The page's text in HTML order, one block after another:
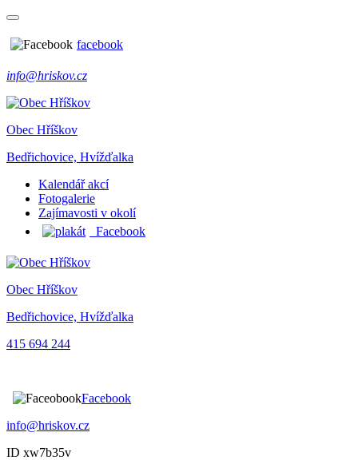
facebook
info@hriskov.cz
Obec Hříškov
Bedřichovice, Hvížďalka
Kalendář akcí
Fotogalerie
Zajímavosti v okolí
Facebook
Obec Hříškov
Bedřichovice, Hvížďalka
415 694 244
Facebook
info@hriskov.cz
ID xw7b35v